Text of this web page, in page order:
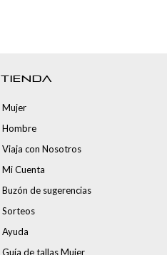
TIENDA
Mujer
Hombre
Viaja con Nosotros
Mi Cuenta
Buzón de sugerencias
Sorteos
Ayuda
Guía de tallas Mujer